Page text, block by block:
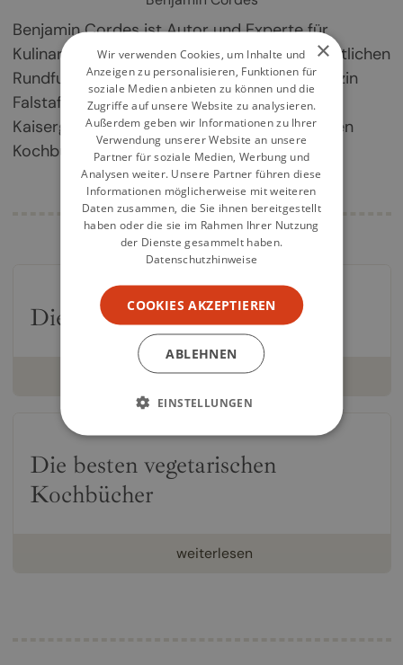
Benjamin Cordes ist Autor und Experte für
Kulinarik. Seine Filme sind im öffentlich-rechtlichen
Rundfunk zu sehen, seine Texte u.a. im Magazin
Falstaff zu lesen. Er ist Gründer von
Kaisergranat.com und Initiator des Deutschen
Kochbuchpreises.
Die Kochbuch-Bestseller 2026
weiterlesen
Die besten vegetarischen
Kochbücher
weiterlesen
×
Wir verwenden Cookies, um Inhalte und
Anzeigen zu personalisieren, Funktionen für
soziale Medien anbieten zu können und die
Zugriffe auf unsere Website zu analysieren.
Außerdem geben wir Informationen zu Ihrer
Verwendung unserer Website an unsere
Partner für soziale Medien, Werbung und
Analysen weiter. Unsere Partner führen diese
Informationen möglicherweise mit weiteren
Daten zusammen, die Sie ihnen bereitgestellt
haben oder die sie im Rahmen Ihrer Nutzung
der Dienste gesammelt haben.
Datenschutzhinweise
COOKIES AKZEPTIEREN
ABLEHNEN
EINSTELLUNGEN